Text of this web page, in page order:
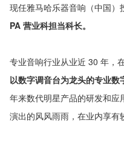
现任雅马哈乐器音响（中国）
PA 营业科担当科长。
专业音响行业从业近 30 年，
以数字调音台为龙头的专业数
年来数代明星产品的研发和
演出的风风雨雨，在业内享有